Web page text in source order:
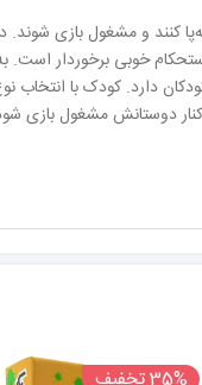
کنند و مشغول بازی شوند.
خوبی برخوردار است.
دارد. کودک با
دوستانش مشغول بازی
35% تخفیف